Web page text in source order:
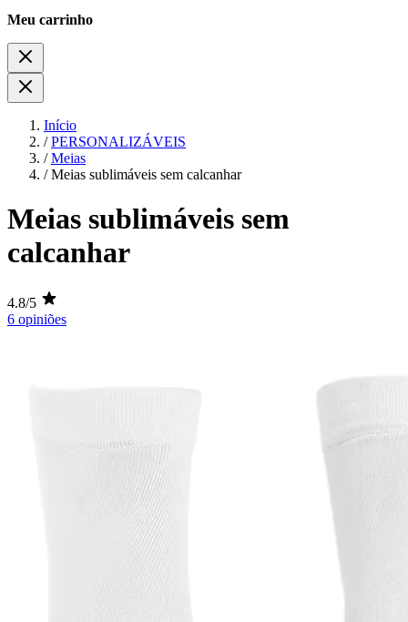
Meu carrinho
Início
/ PERSONALIZÁVEIS
/ Meias
/ Meias sublimáveis sem calcanhar
Meias sublimáveis sem
calcanhar
4.8/5
6 opiniões